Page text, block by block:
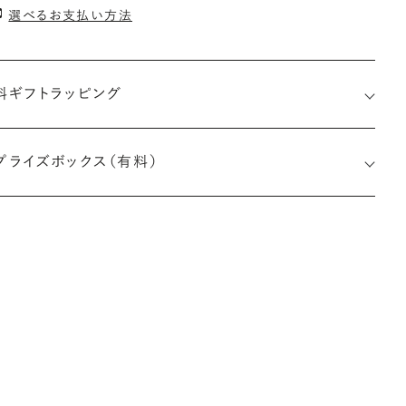
選べるお支払い方法
ギフトラッピング
ライズボックス（有料）